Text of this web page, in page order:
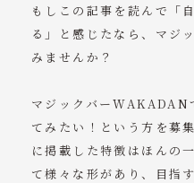
もしこの記事を読んで「
る」と感じたなら、マジ
みませんか？
マジックバーWAKADAN
てみたい！という方を募
に掲載した特徴はほんの
て様々な形があり、目指